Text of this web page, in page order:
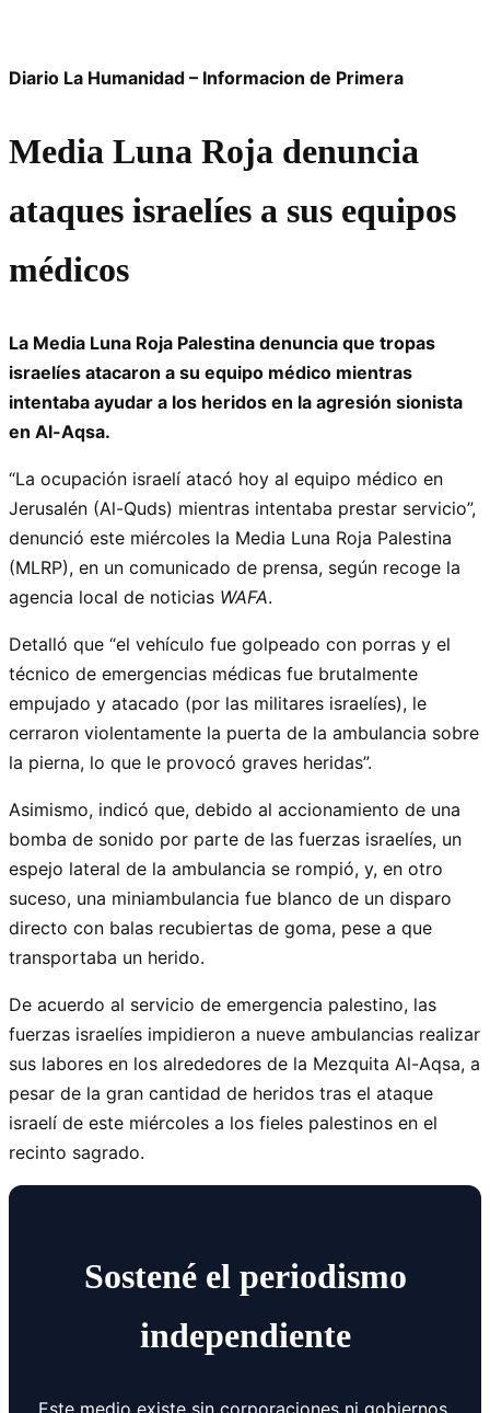
Diario La Humanidad – Informacion de Primera
Media Luna Roja denuncia
ataques israelíes a sus equipos
médicos
La Media Luna Roja Palestina denuncia que tropas
israelíes atacaron a su equipo médico mientras
intentaba ayudar a los heridos en la agresión sionista
en Al-Aqsa.
“La ocupación israelí atacó hoy al equipo médico en
Jerusalén (Al-Quds) mientras intentaba prestar servicio”,
denunció este miércoles la Media Luna Roja Palestina
(MLRP), en un comunicado de prensa, según recoge la
agencia local de noticias WAFA.
Detalló que “el vehículo fue golpeado con porras y el
técnico de emergencias médicas fue brutalmente
empujado y atacado (por las militares israelíes), le
cerraron violentamente la puerta de la ambulancia sobre
la pierna, lo que le provocó graves heridas”.
Asimismo, indicó que, debido al accionamiento de una
bomba de sonido por parte de las fuerzas israelíes, un
espejo lateral de la ambulancia se rompió, y, en otro
suceso, una miniambulancia fue blanco de un disparo
directo con balas recubiertas de goma, pese a que
transportaba un herido.
De acuerdo al servicio de emergencia palestino, las
fuerzas israelíes impidieron a nueve ambulancias realizar
sus labores en los alrededores de la Mezquita Al-Aqsa, a
pesar de la gran cantidad de heridos tras el ataque
israelí de este miércoles a los fieles palestinos en el
recinto sagrado.
Sostené el periodismo
independiente
Este medio existe sin corporaciones ni gobiernos.